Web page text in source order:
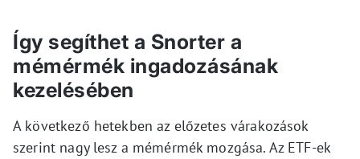
Így segíthet a Snorter a
mémérmék ingadozásának
kezelésében
A következő hetekben az előzetes várakozások
szerint nagy lesz a mémérmék mozgása. Az ETF-ek